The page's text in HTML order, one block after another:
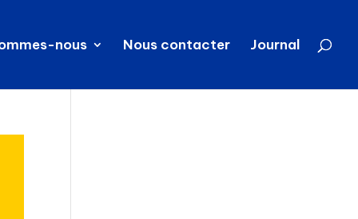
nous Nous contacter Journal